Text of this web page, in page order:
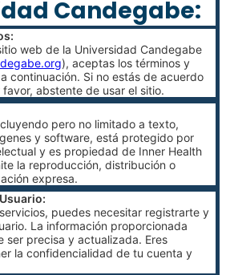
Candegabe:
web de la Universidad Candegabe
), aceptas los términos y
continuación. Si no estás de acuerdo
abstente de usar el sitio.
pero no limitado a texto,
y software, está protegido por
y es propiedad de Inner Health
la reproducción, distribución o
expresa.
puedes necesitar registrarte y
La información proporcionada
ser precisa y actualizada. Eres
la confidencialidad de tu cuenta y